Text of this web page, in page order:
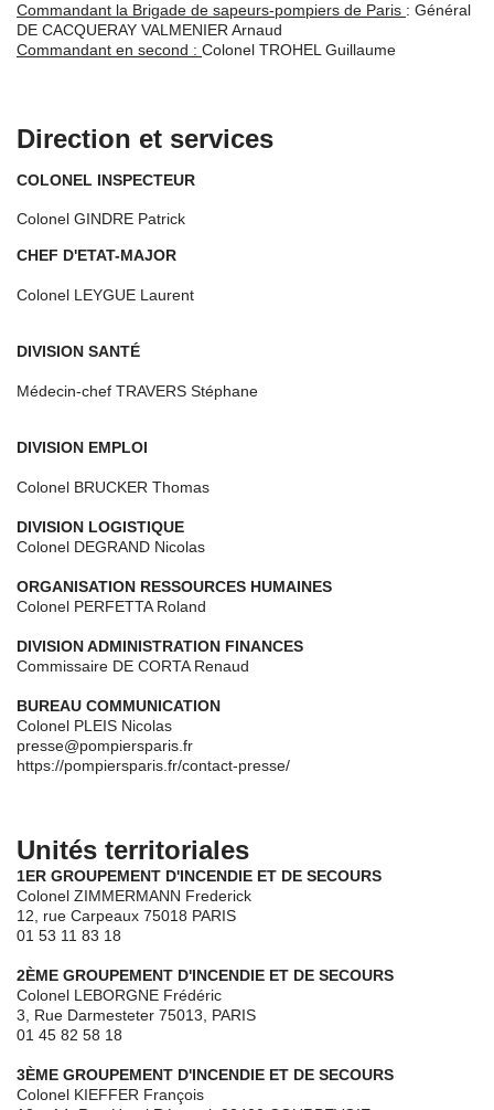
Commandant la Brigade de sapeurs-pompiers de Paris : Général
DE CACQUERAY VALMENIER Arnaud
Commandant en second : Colonel TROHEL Guillaume
Direction et services
COLONEL INSPECTEUR
Colonel GINDRE Patrick
CHEF D'ETAT-MAJOR
Colonel LEYGUE Laurent
DIVISION SANTÉ
Médecin-chef TRAVERS Stéphane
DIVISION EMPLOI
Colonel BRUCKER Thomas
DIVISION LOGISTIQUE
Colonel DEGRAND Nicolas
ORGANISATION RESSOURCES HUMAINES
Colonel PERFETTA Roland
DIVISION ADMINISTRATION FINANCES
Commissaire DE CORTA Renaud
BUREAU COMMUNICATION
Colonel PLEIS Nicolas
presse@pompiersparis.fr
https://pompiersparis.fr/contact-presse/
Unités territoriales
1ER GROUPEMENT D'INCENDIE ET DE SECOURS
Colonel ZIMMERMANN Frederick
12, rue Carpeaux 75018 PARIS
01 53 11 83 18
2ÈME GROUPEMENT D'INCENDIE ET DE SECOURS
Colonel LEBORGNE Frédéric
3, Rue Darmesteter 75013, PARIS
01 45 82 58 18
3ÈME GROUPEMENT D'INCENDIE ET DE SECOURS
Colonel KIEFFER François